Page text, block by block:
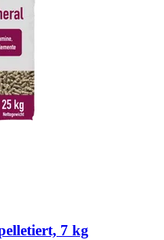
7 kg